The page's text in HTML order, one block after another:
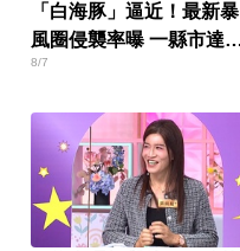
「白海豚」逼近！最新暴
風圈侵襲率曝 一縣市達
59％
8/7